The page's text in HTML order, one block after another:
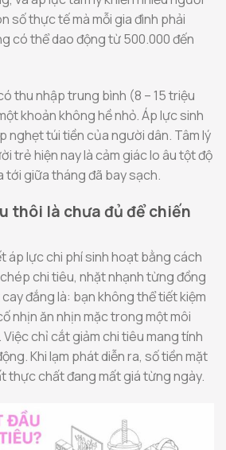
số thực tế mà mỗi gia đình phải
có thể dao động từ 500.000 đến
thu nhập trung bình (8 – 15 triệu
khoản không hề nhỏ. Áp lực sinh
nghẹt túi tiền của người dân. Tâm lý
trẻ hiện nay là cảm giác lo âu tột độ
tới giữa tháng đã bay sạch.
thôi là chưa đủ để chiến
áp lực chi phí sinh hoạt bằng cách
chi tiêu, nhặt nhạnh từng đồng
đắng là: bạn không thể tiết kiệm
nhịn ăn nhịn mặc trong một môi
chỉ cắt giảm chi tiêu mang tính
Khi lạm phát diễn ra, số tiền mặt
thực chất đang mất giá từng ngày.